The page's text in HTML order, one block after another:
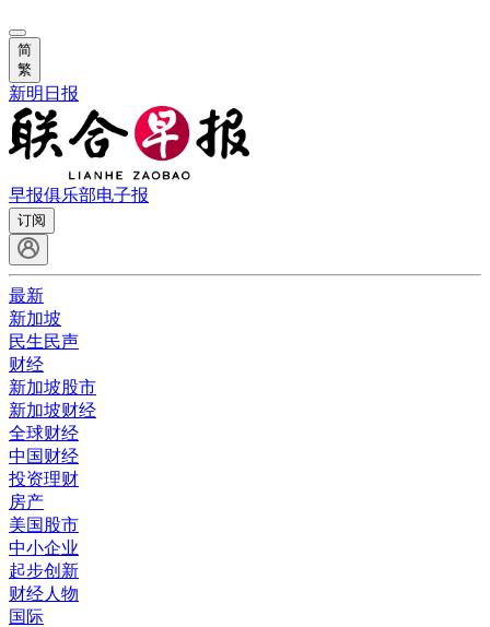
简
繁
新明日报
早报俱乐部电子报
订阅
最新
新加坡
民生民声
财经
新加坡股市
新加坡财经
全球财经
中国财经
投资理财
房产
美国股市
中小企业
起步创新
财经人物
国际